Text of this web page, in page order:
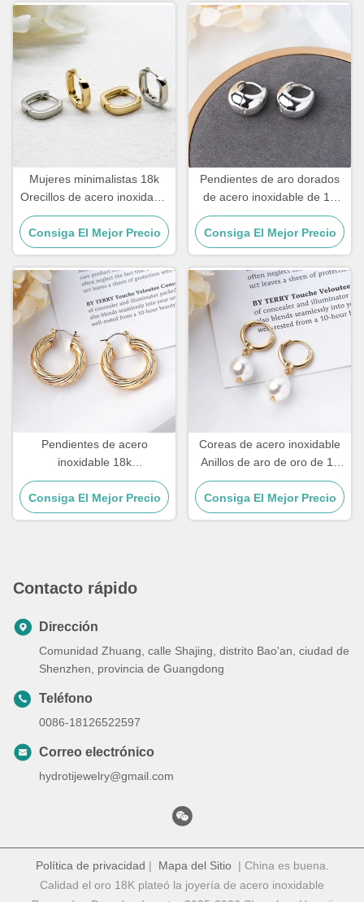
Mujeres minimalistas 18k
Orecillos de acero inoxidable
Joyería Cuadrados Orecillos
de forma geométrica
Consiga El Mejor Precio
Pendientes de aro dorados
de acero inoxidable de 19
cm, joyería, clip en aro
plateado Huggie
Consiga El Mejor Precio
Pendientes de acero
inoxidable 18k
personalizados y modernos,
aros grandes chapados en
oro para mujer
Consiga El Mejor Precio
Coreas de acero inoxidable
Anillos de aro de oro de 10
mm Anillos de gota de perla
para mujeres
Consiga El Mejor Precio
Contacto rápido
Dirección
Comunidad Zhuang, calle Shajing, distrito Bao'an, ciudad de
Shenzhen, provincia de Guangdong
Teléfono
0086-18126522597
Correo electrónico
hydrotijewelry@gmail.com
Política de privacidad | Mapa del Sitio| China es buena.
Calidad el oro 18K plateó la joyería de acero inoxidable